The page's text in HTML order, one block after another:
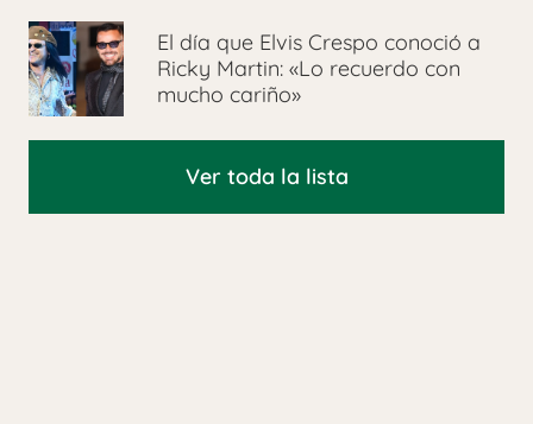
El día que Elvis Crespo conoció a
Ricky Martin: «Lo recuerdo con
mucho cariño»
Ver toda la lista